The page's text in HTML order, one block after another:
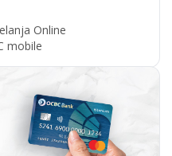
Online
mobile